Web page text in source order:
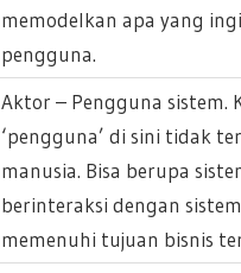
memodelkan apa yang
pengguna.
Aktor – Pengguna sistem.
‘pengguna’ di sini tidak
manusia. Bisa berupa
berinteraksi dengan
memenuhi tujuan bisnis